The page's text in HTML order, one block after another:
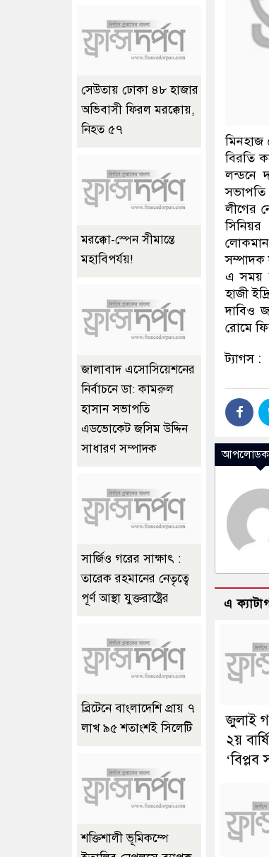
মিনহাজ
বিরতি
লন্ডনে
সভাপতি
লীগের
এ সময়
হাজী
দাবিও
রোমে
ট্যাগস :
এ
জুলাই
২য়
‘বিপ্লব
সেউতায় ঢোকা ৪৮ হাজার
অভিবাসী ফিরল মরক্কোয়,
নিহত ৫৭
মরক্কো-স্পেন সীমান্তে
মহাবিপর্যয়!
জালাবাদ এসোসিয়েশনের
নির্বাচনে ডা: কামরুল
হাসান সভাপতি
এডভোকেট জসিম উদ্দিন
সাধারণ সম্পাদক
সার্জিও গরের সাক্ষাৎ :
তারেক রহমানের নেতৃত্বে
পূর্ণ আস্থা যুক্তরাষ্ট্রের
ব্রিটেনে বাংলাদেশি প্রায় ৭
লাখ ৯৫ শতাংশই সিলেটি
শক্তিশালী ভূমিকম্পে